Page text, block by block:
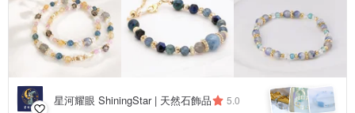
星河耀眼 ShiningStar | 天然石飾品 5.0